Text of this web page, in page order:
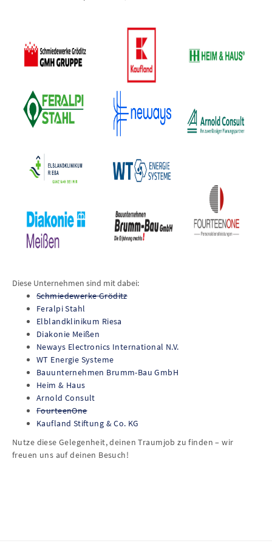
Diese Unternehmen sind mit dabei:
Schmiedewerke Gröditz
Feralpi Stahl
Elblandklinikum Riesa
Diakonie Meißen
Neways Electronics International N.V.
WT Energie Systeme
Bauunternehmen Brumm-Bau GmbH
Heim & Haus
Arnold Consult
FourteenOne
Kaufland Stiftung & Co. KG
Nutze diese Gelegenheit, deinen Traumjob zu finden – wir
freuen uns auf deinen Besuch!